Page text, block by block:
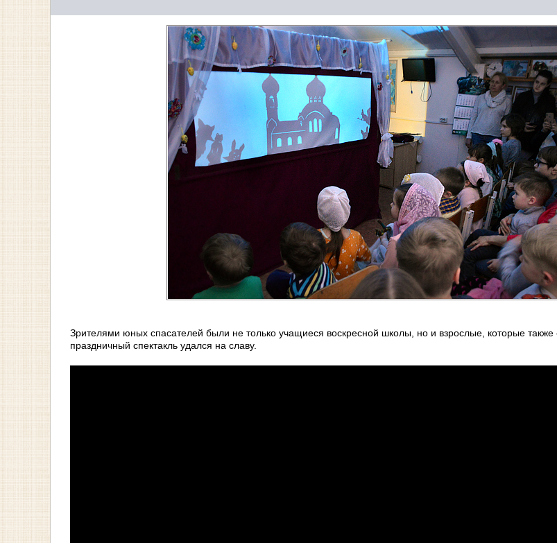
Зрителями юных спасателей были не только учащиеся воскресной школы, но и взрослые, которые
праздничный спектакль удался на славу.